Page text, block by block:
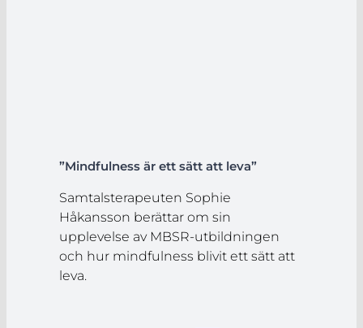
”Mindfulness är ett sätt att leva”
Samtalsterapeuten Sophie
Håkansson berättar om sin
upplevelse av MBSR-utbildningen
och hur mindfulness blivit ett sätt att
leva.